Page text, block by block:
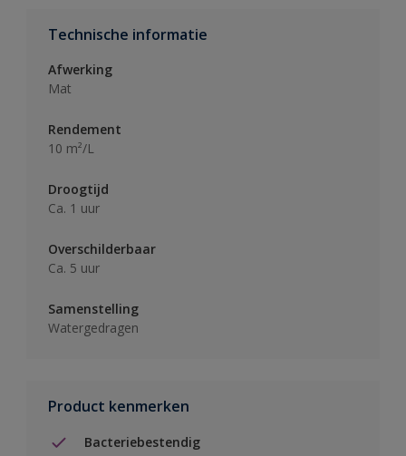
Technische informatie
Afwerking
Mat
Rendement
10 m²/L
Droogtijd
Ca. 1 uur
Overschilderbaar
Ca. 5 uur
Samenstelling
Watergedragen
Product kenmerken
Bacteriebestendig